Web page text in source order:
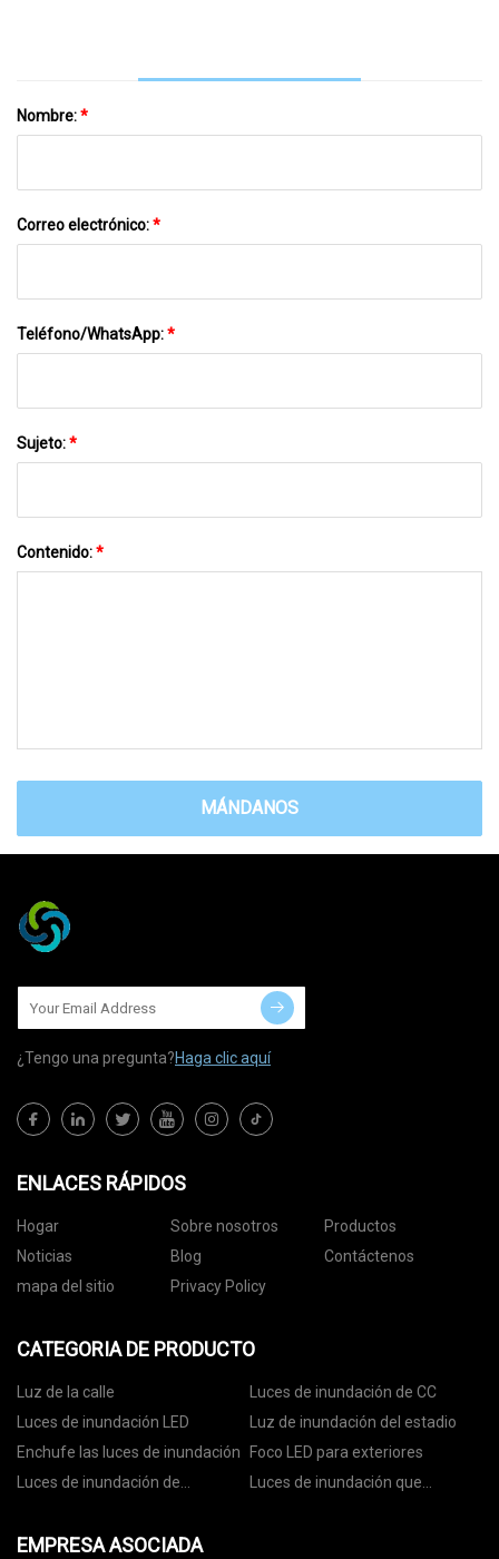
60 W
Nombre:*
Correo electrónico:*
Teléfono/WhatsApp:*
Sujeto:*
Contenido:*
MÁNDANOS
¿Tengo una pregunta?Haga clic aquí
ENLACES RÁPIDOS
Hogar Sobre nosotros
Productos
Noticias
Blog
Contáctenos
mapa del sitio
Privacy Policy
CATEGORIA DE PRODUCTO
Luz de la calle
Luces de inundación de CC
Luces de inundación LED
Luz de inundación del estadio
Enchufe las luces de inundación
Foco LED para exteriores
Luces de inundación de
Luces de inundación que
EMPRESA ASOCIADA